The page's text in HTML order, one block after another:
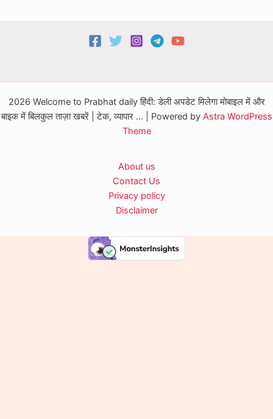
2026 Welcome to Prabhat daily हिंदी: डेली अपडेट मिलेगा मोबाइल में और
बाइक में बिलकुल ताज़ा खबरें | टेक, व्यापार ... | Powered by Astra WordPress
Theme
About us
Contact Us
Privacy policy
Disclaimer